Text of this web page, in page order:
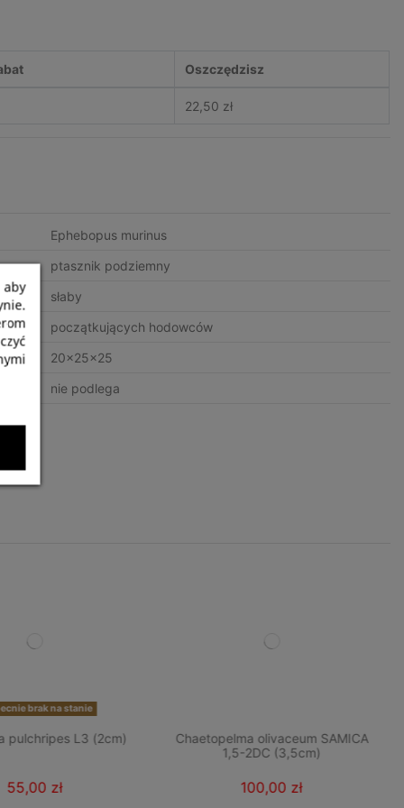
Oszczędzisz
22,50 zł
Ephebopus murinus
ptasznik podziemny
słaby
początkujących hodowców
20x25x25
nie podlega
brak na stanie
pulchripes L3 (2cm)
55,00 zł
Chaetopelma olivaceum SAMICA
1,5-2DC (3,5cm)
100,00 zł